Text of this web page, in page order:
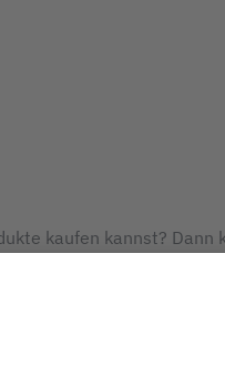
kaufen kannst? Dann
Fachhändler in